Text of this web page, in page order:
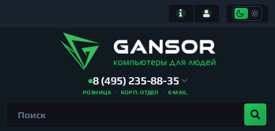
8 (495) 235-88-35
РОЗНИЦА КОРП. ОТДЕЛ E-MAIL